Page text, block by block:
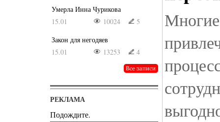
Умерла Инна Чурикова
15.01
10024
5
Закон для негодяев
15.01
13253 4
РЕКЛАМА
Подождите.